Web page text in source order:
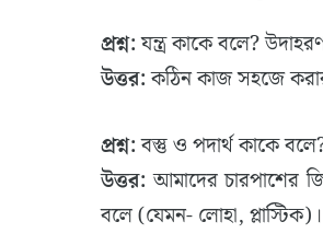
প্রশ্ন:যন্ত্র কাকে বলে?
উত্তর:কঠিন কাজ সহজে
প্রশ্ন:বস্তু ও পদার্থ কাকে
উত্তর: আমাদের চারপাশের
বলে (যেমন- লোহা, প্লাস্টিক)।